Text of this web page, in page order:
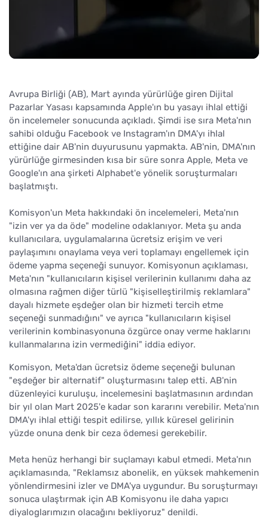
Avrupa Birliği (AB), Mart ayında yürürlüğe giren Dijital
Pazarlar Yasası kapsamında Apple'ın bu yasayı ihlal ettiği
ön incelemeler sonucunda açıkladı. Şimdi ise sıra Meta'nın
sahibi olduğu Facebook ve Instagram'ın DMA'yı ihlal
ettiğine dair AB'nin duyurusunu yapmakta. AB'nin, DMA'nın
yürürlüğe girmesinden kısa bir süre sonra Apple, Meta ve
Google'ın ana şirketi Alphabet'e yönelik soruşturmaları
başlatmıştı.
Komisyon'un Meta hakkındaki ön incelemeleri, Meta'nın
"izin ver ya da öde" modeline odaklanıyor. Meta şu anda
kullanıcılara, uygulamalarına ücretsiz erişim ve veri
paylaşımını onaylama veya veri toplamayı engellemek için
ödeme yapma seçeneği sunuyor. Komisyonun açıklaması,
Meta'nın "kullanıcıların kişisel verilerinin kullanımı daha az
olmasına rağmen diğer türlü "kişiselleştirilmiş reklamlara"
dayalı hizmete eşdeğer olan bir hizmeti tercih etme
seçeneği sunmadığını" ve ayrıca "kullanıcıların kişisel
verilerinin kombinasyonuna özgürce onay verme haklarını
kullanmalarına izin vermediğini" iddia ediyor.
Komisyon, Meta'dan ücretsiz ödeme seçeneği bulunan
"eşdeğer bir alternatif" oluşturmasını talep etti. AB'nin
düzenleyici kuruluşu, incelemesini başlatmasının ardından
bir yıl olan Mart 2025'e kadar son kararını verebilir. Meta'nın
DMA'yı ihlal ettiği tespit edilirse, yıllık küresel gelirinin
yüzde onuna denk bir ceza ödemesi gerekebilir.
Meta henüz herhangi bir suçlamayı kabul etmedi. Meta'nın
açıklamasında, "Reklamsız abonelik, en yüksek mahkemenin
yönlendirmesini izler ve DMA'ya uygundur. Bu soruşturmayı
sonuca ulaştırmak için AB Komisyonu ile daha yapıcı
diyaloglarımızın olacağını bekliyoruz" denildi.